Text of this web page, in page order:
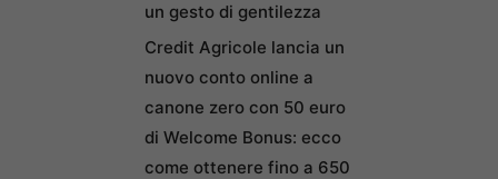
un gesto di gentilezza
Credit Agricole lancia un
nuovo conto online a
canone zero con 50 euro
di Welcome Bonus: ecco
come ottenere fino a 650